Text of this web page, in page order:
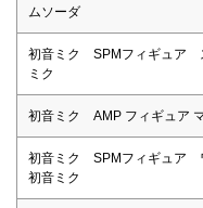
ムソーダ
初音ミク SPMフィギュア
ミク
初音ミク AMP フィギュア
初音ミク SPMフィギュア
初音ミク